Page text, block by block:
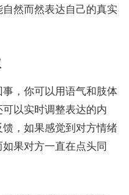
然而然表达自己的真实
，你可以用语气和肢体
以实时调整表达的内
，如果感觉到对方情绪
果对方一直在点头同